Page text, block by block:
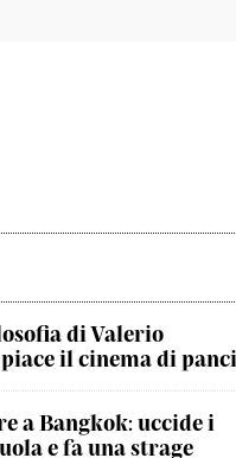
di Valerio
il cinema di
a Bangkok: uccide i
e fa una strage